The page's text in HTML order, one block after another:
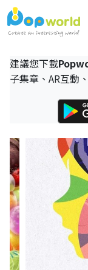
建議您下載
子集章、AR互動